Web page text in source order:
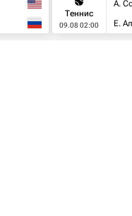
Теннис
09.08 02:00
А.
Е.